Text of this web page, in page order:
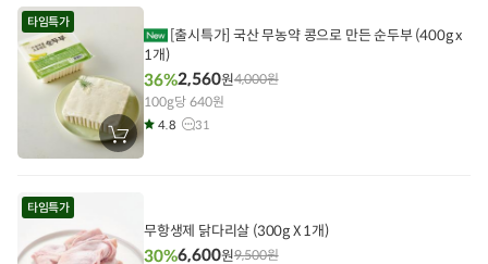
에
타임특가
장
바
[출시특가] 국산 무농약 콩으로 만든 순두부 (400g x
1개)
36%2,560원4,000원
100g당 640원
4.8 31
타임특가
무항생제 닭다리살 (300g X 1개)
30%6,600원9,500원